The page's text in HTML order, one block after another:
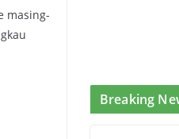
masing-
Breaking